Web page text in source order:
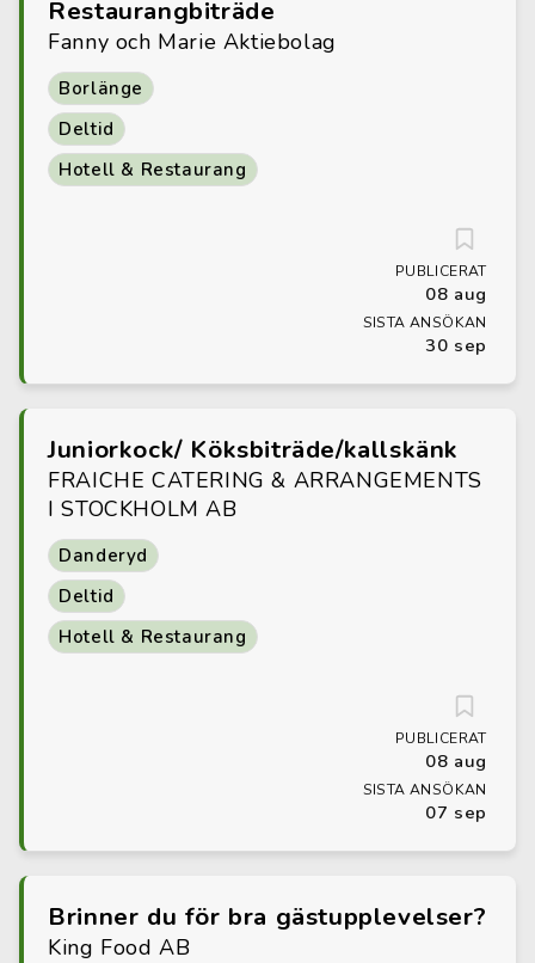
Restaurangbiträde
Fanny och Marie Aktiebolag
Borlänge
Deltid
Hotell & Restaurang
PUBLICERAT
08 aug
SISTA ANSÖKAN
30 sep
Juniorkock/ Köksbiträde/kallskänk
FRAICHE CATERING & ARRANGEMENTS
I STOCKHOLM AB
Danderyd
Deltid
Hotell & Restaurang
PUBLICERAT
08 aug
SISTA ANSÖKAN
07 sep
Brinner du för bra gästupplevelser?
King Food AB